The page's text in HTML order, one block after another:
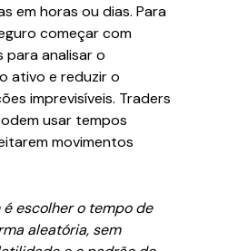
em horas ou dias. Para
começar com
para analisar o
ativo e reduzir o
imprevisíveis. Traders
usar tempos
movimentos
é escolher o tempo de
aleatória, sem